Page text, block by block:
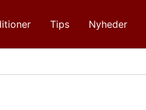
Tips Nyheder